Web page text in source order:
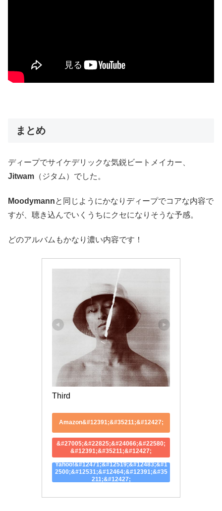
まとめ
ディープでサイケデリックな気鋭ビートメイカー、
Jitwam （ジタム）でした。
Moodymannと同じようにかなりディープでコアな内容で
すが、聴き込んでいくうちにクセになりそうな予感。
どのアルバムもかなり濃い内容です！
Third
Amazon&#12391;&#35211;&#12427;
&#27005;&#22825;&#24066;&#22580;
&#12391;&#35211;&#12427;
Yahoo!&#12471;&#12519;&#12483;&#1
2500;&#12531;&#12464;&#12391;&#35
211;&#12427;